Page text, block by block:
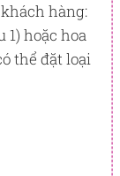
hàng hoặc
tích lũy
hàng:
1) hoặc hoa
thể đặt loại